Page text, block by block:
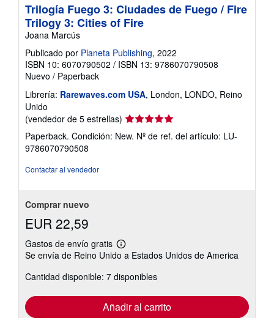
Trilogía Fuego 3: Ciudades de Fuego / Fire
Trilogy 3: Cities of Fire
Joana Marcús
Publicado por Planeta Publishing, 2022
ISBN 10: 6070790502 / ISBN 13: 9786070790508
Nuevo / Paperback
Librería: Rarewaves.com USA, London, LONDO, Reino
Unido
(vendedor de 5 estrellas) Calificación
vendedor:
Paperback. Condición: New. Nº de ref. del artículo: LU-
9786070790508
Contactar al vendedor
Comprar nuevo
EUR 22,59
Gastos de envío gratis
Más
información
las
tarifas
envío
Se envía de Reino Unido a Estados Unidos de America
Cantidad disponible: 7 disponibles
Añadir al carrito